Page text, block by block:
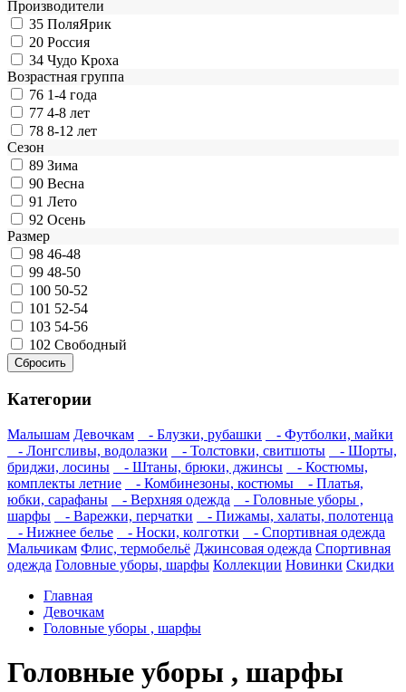
Производители
35 ПоляЯрик
20 Россия
34 Чудо Кроха
Возрастная группа
76 1-4 года
77 4-8 лет
78 8-12 лет
Сезон
89 Зима
90 Весна
91 Лето
92 Осень
Размер
98 46-48
99 48-50
100 50-52
101 52-54
103 54-56
102 Свободный
Категории
Малышам Девочкам - Блузки, рубашки
- Футболки, майки
- Лонгсливы, водолазки
- Толстовки, свитшоты
- Шорты,
бриджи, лосины
- Штаны, брюки, джинсы
- Костюмы,
комплекты летние
- Комбинезоны, костюмы
- Платья,
юбки, сарафаны
- Верхняя одежда
- Головные уборы ,
шарфы
- Варежки, перчатки
- Пижамы, халаты, полотенца
- Нижнее белье
- Носки, колготки
- Спортивная одежда
Мальчикам Флис, термобельё Джинсовая одежда Спортивная
одежда Головные уборы, шарфы Коллекции Новинки Скидки
Главная
Девочкам
Головные уборы , шарфы
Головные уборы , шарфы